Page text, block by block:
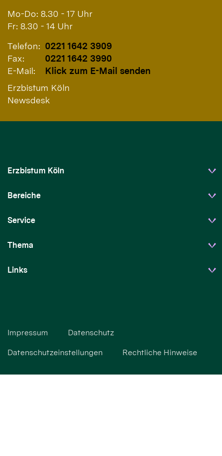
Mo-Do: 8.30 - 17 Uhr
Fr: 8.30 - 14 Uhr
Telefon: 0221 1642 3909
Fax:
0221 1642 3990
E-Mail:
Klick zum E-Mail senden
Erzbistum Köln
Newsdesk
Erzbistum Köln
Bereiche
Service
Thema
Links
Impressum Datenschutz
Datenschutzeinstellungen Rechtliche Hinweise